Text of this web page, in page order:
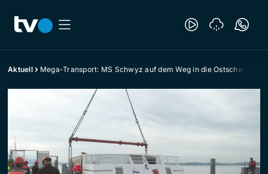
Aktuell Mega-Transport: MS Schwyz auf dem Weg in die Ostschweiz